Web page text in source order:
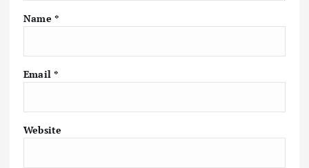
Name *
Email *
Website